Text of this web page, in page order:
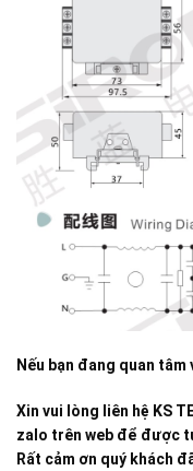
Nếu bạn đang quan tâm
Xin vui lòng liên hệ KS
zalo trên web để được
Rất cảm ơn quý khách